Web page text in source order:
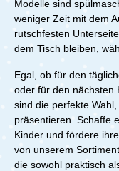
Modelle sind
weniger Zeit mit dem
rutschfesten
dem Tisch bleiben,
Egal, ob für den
oder für den nächsten
sind die perfekte
präsentieren. Schaffe
Kinder und fördere
von unserem
die sowohl praktisch